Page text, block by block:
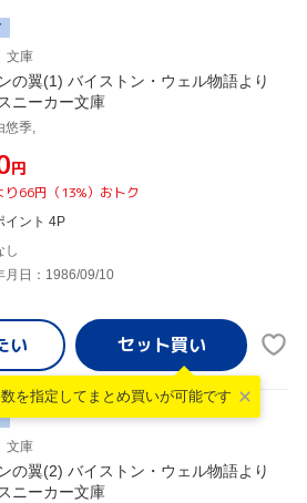
文庫
の翼(1) バイストン・ウェル物語より
ニーカー文庫
悠季,
円
り66円（13%）おトク
イント 4P
し
月日：1986/09/10
い
を指定して まとめ買いが可能です
文庫
の翼(2) バイストン・ウェル物語より
ニーカー文庫